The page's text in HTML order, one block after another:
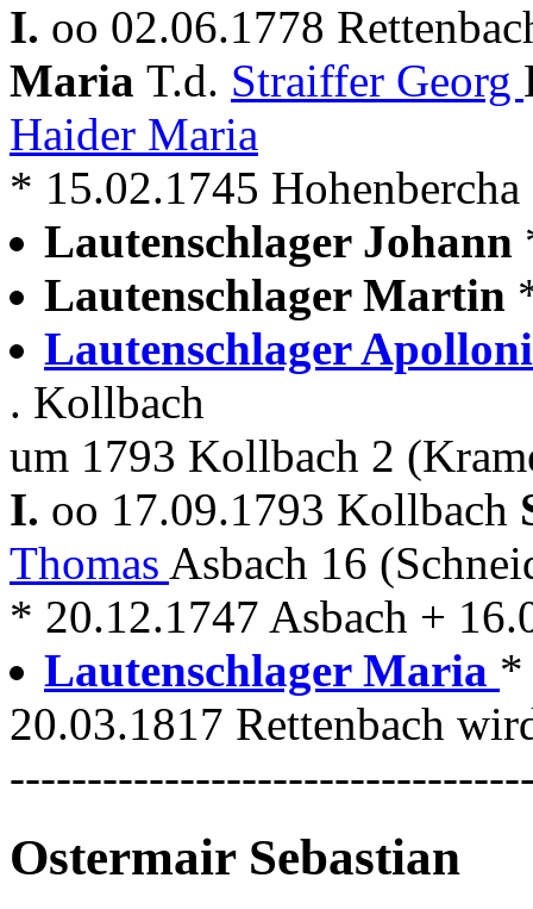
I. oo 02.06.1778
Maria T.d. Straiffer Georg
Haider Maria
* 15.02.1745 Hohenbercha
Lautenschlager Johann
Lautenschlager Martin
Lautenschlager
. Kollbach
um 1793 Kollbach 2
I. oo 17.09.1793 Kollbach
Thomas Asbach 16
* 20.12.1747 Asbach +
Lautenschlager Maria *
20.03.1817 Rettenbach
Ostermair Sebastian